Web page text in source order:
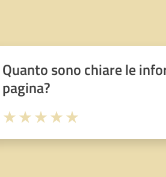
Quanto sono chiare le
pagina?